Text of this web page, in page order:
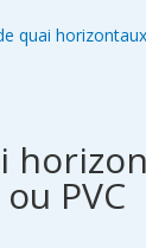
quai horizontaux
PVC